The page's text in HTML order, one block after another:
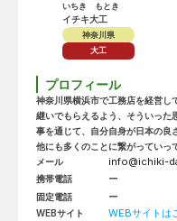
いちき　もとき
イチキ大工
神奈川県
大工
プロフィール
神奈川県横浜市で工務店を経営し
継いでもらえるよう、そういった
事を通じて、自分自身が日本の良
他にも多くのことに繋がっていっ
メール
info@ichiki-
携帯電話 ー
固定電話 ー
WEBサイト WEBサイトは